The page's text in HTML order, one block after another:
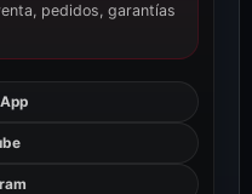
pedidos, garantías